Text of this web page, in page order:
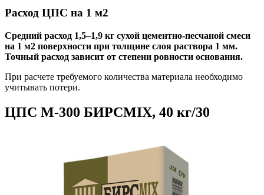
Расход ЦПС на 1 м2
Средний расход 1,5–1,9 кг сухой цементно-песчаной смеси
на 1 м2 поверхности при толщине слоя раствора 1 мм.
Точный расход зависит от степени ровности основания.
При расчете требуемого количества материала необходимо
учитывать потери.
ЦПС М-300 БИРСMIX, 40 кг/30